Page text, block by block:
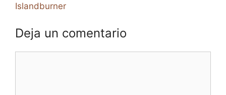
Islandburner
Deja un comentario